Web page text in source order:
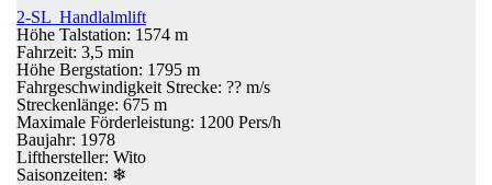
2-SL Handlalmlift
Höhe Talstation: 1574 m
Fahrzeit: 3,5 min
Höhe Bergstation: 1795 m
Fahrgeschwindigkeit Strecke: ?? m/s
Streckenlänge: 675 m
Maximale Förderleistung: 1200 Pers/h
Baujahr: 1978
Lifthersteller: Wito
Saisonzeiten: ❄